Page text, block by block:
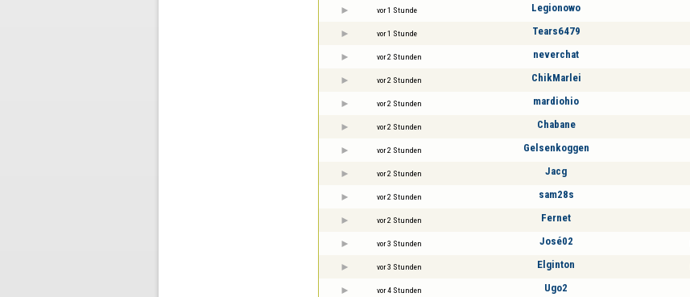
vor 1 Stunde Legionowo
vor 1 Stunde Tears6479
vor 2 Stunden neverchat
vor 2 Stunden ChikMarlei
vor 2 Stunden mardiohio
vor 2 Stunden Chabane
vor 2 Stunden Gelsenkoggen
vor 2 Stunden Jacg
vor 2 Stunden sam28s
vor 2 Stunden Fernet
vor 3 Stunden José02
vor 3 Stunden Elginton
vor 4 Stunden Ugo2